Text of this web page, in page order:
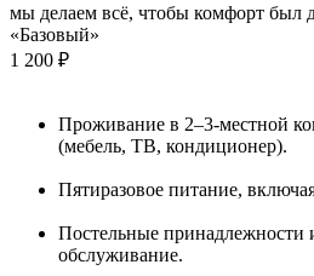
мы делаем всё, чтобы комфорт был
«Базовый»
1 200 ₽
Проживание в 2–3-местной
(мебель, ТВ, кондиционер).
Пятиразовое питание,
Постельные принадлежности
обслуживание.